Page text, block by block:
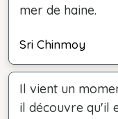
mer de haine.
Sri Chinmoy
Il vient un
il découvre qu'il